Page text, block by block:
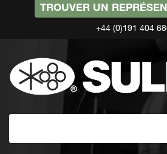
TROUVER UN
+44 (0)191 404